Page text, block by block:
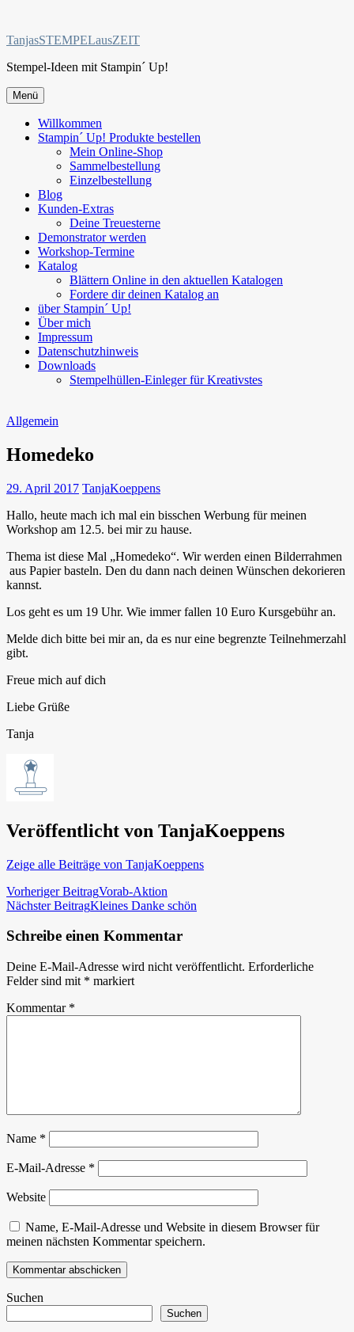
springen
TanjasSTEMPELausZEIT
Stempel-Ideen mit Stampin´ Up!
Menü
Willkommen
Stampin´ Up! Produkte bestellen
Mein Online-Shop
Sammelbestellung
Einzelbestellung
Blog
Kunden-Extras
Deine Treuesterne
Demonstrator werden
Workshop-Termine
Katalog
Blättern Online in den aktuellen Katalogen
Fordere dir deinen Katalog an
über Stampin´ Up!
Über mich
Impressum
Datenschutzhinweis
Downloads
Stempelhüllen-Einleger für Kreativstes
Allgemein
Homedeko
29. April 2017 TanjaKoeppens
Hallo, heute mach ich mal ein bisschen Werbung für meinen
Workshop am 12.5. bei mir zu hause.
Thema ist diese Mal „Homedeko“. Wir werden einen Bilderrahmen
aus Papier basteln. Den du dann nach deinen Wünschen dekorieren
kannst.
Los geht es um 19 Uhr. Wie immer fallen 10 Euro Kursgebühr an.
Melde dich bitte bei mir an, da es nur eine begrenzte Teilnehmerzahl
gibt.
Freue mich auf dich
Liebe Grüße
Tanja
Veröffentlicht von TanjaKoeppens
Zeige alle Beiträge von TanjaKoeppens
Beitragsnavigation
Vorheriger BeitragVorab-Aktion
Nächster BeitragKleines Danke schön
Schreibe einen Kommentar
Deine E-Mail-Adresse wird nicht veröffentlicht. Erforderliche
Felder sind mit * markiert
Kommentar *
Name *
E-Mail-Adresse *
Website
Name, E-Mail-Adresse und Website in diesem Browser für
meinen nächsten Kommentar speichern.
Suchen
Suchen